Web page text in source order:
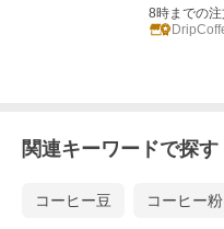
8時までの注
関連キーワードで探す
コーヒー豆 コーヒー粉